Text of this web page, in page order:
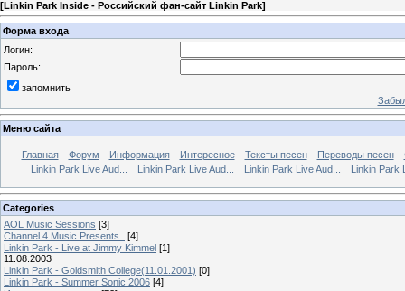
[Linkin Park Inside - Российский фан-сайт Linkin Park]
Форма входа
Логин:
Пароль:
запомнить
Меню сайта
Главная Форум Информация Интересное Тексты песен Переводы песен
Linkin Park Live Aud...
Linkin Park Live Aud... Linkin Park Live Aud... Linkin Park
Categories
AOL Music Sessions [3]
Channel 4 Music Presents..
[4]
Linkin Park - Live at Jimmy Kimmel [1]
11.08.2003
Linkin Park - Goldsmith College(11.01.2001) [0]
Linkin Park - Summer Sonic 2006 [4]